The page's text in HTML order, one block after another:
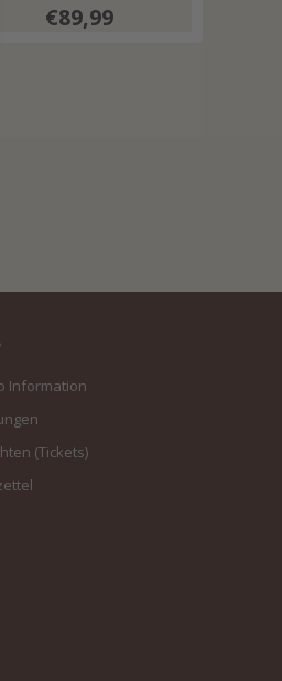
€89,99
Information
(Tickets)